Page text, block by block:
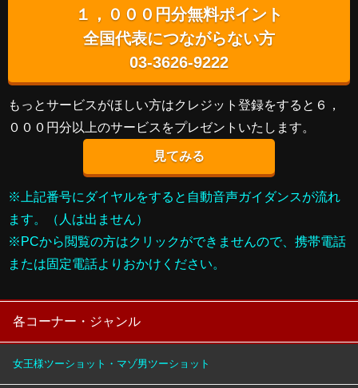
１，０００円分無料ポイント
全国代表につながらない方
03-3626-9222
もっとサービスがほしい方はクレジット登録をすると６，
０００円分以上のサービスをプレゼントいたします。
見てみる
※上記番号にダイヤルをすると自動音声ガイダンスが流れ
ます。（人は出ません）
※PCから閲覧の方はクリックができませんので、携帯電話
または固定電話よりおかけください。
各コーナー・ジャンル
女王様ツーショット・マゾ男ツーショット